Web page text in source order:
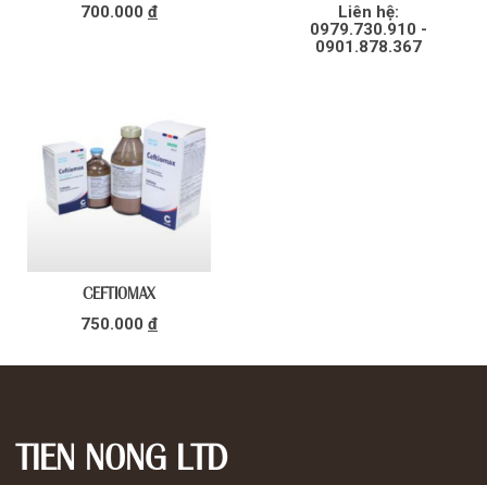
700.000 đ
Liên hệ:
0979.730.910 -
0901.878.367
CEFTIOMAX
750.000 đ
TIEN NONG LTD